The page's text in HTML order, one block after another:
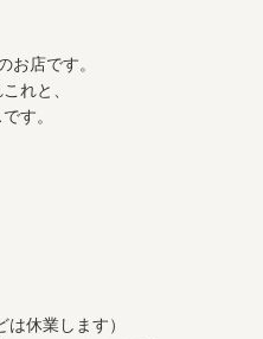
お店です。
れと、
す。
休業します）